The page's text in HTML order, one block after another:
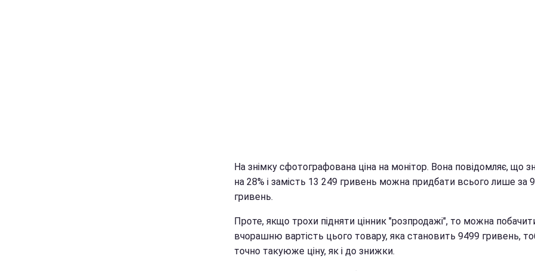
На знімку сфотографована ціна на монітор. Вона повідомляє, що
на 28% і замість 13 249 гривень можна придбати всього лише за
гривень.
Проте, якщо трохи підняти цінник "розпродажі", то можна
вчорашню вартість цього товару, яка становить 9499 гривень,
точно такуюже ціну, як і до знижки.